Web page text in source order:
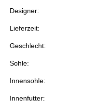
Designer:
Lieferzeit:
Geschlecht:
Sohle:
Innensohle:
Innenfutter: